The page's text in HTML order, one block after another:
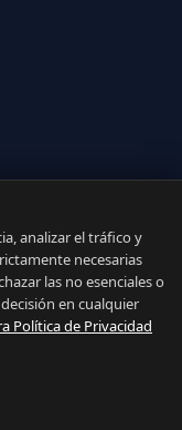
analizar el tráfico y
necesarias
las no esenciales o
en cualquier
Política de Privacidad